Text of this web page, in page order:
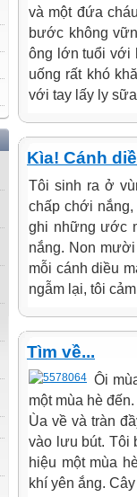
và một đứa
bước không
ông lớn tuổi với
uống rất khó
với tay lấy ly
Kìa! Cánh
Tôi sinh ra ở
chấp chới
ghi những ước
nắng. Non
mỗi cánh diều
ngẫm lại, tôi
Tìm về...
Ôi
một mùa hè
Ùa về và tràn
vào lưu bút. Tôi
hiệu một mùa
khí yên ắng.